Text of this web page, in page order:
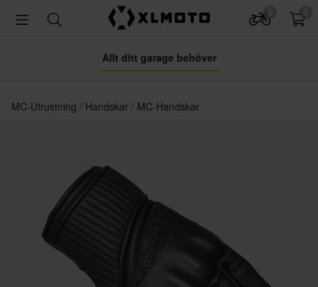
Allt ditt garage behöver
MC-Utrustning Handskar MC-Handskar